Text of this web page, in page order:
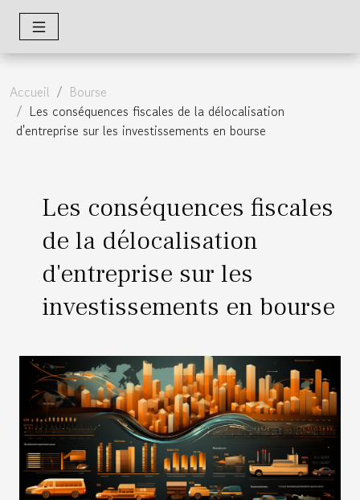
Accueil
Bourse
Les conséquences fiscales de la délocalisation
d'entreprise sur les investissements en bourse
Les conséquences fiscales
de la délocalisation
d'entreprise sur les
investissements en bourse